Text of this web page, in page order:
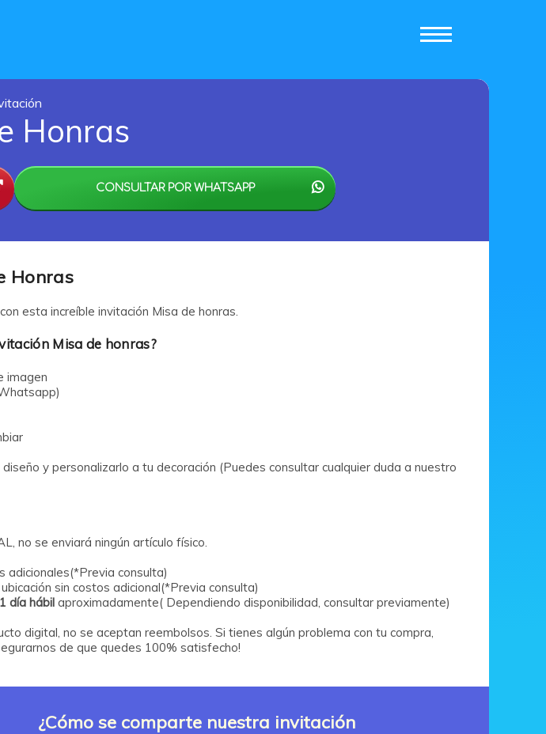
Honras
CONSULTAR POR WHATSAPP
Honras
esta increíble invitación Misa de honras.
Misa de honras?
imagen
diseño y personalizarlo a tu decoración (Puedes consultar cualquier duda a nuestro
no se enviará ningún artículo físico.
adicionales(*Previa consulta)
sin costos adicional(*Previa consulta)
1 día hábil aproximadamente( Dependiendo disponibilidad, consultar previamente)
digital, no se aceptan reembolsos. Si tienes algún problema con tu compra,
¿Cómo se comparte nuestra invitación